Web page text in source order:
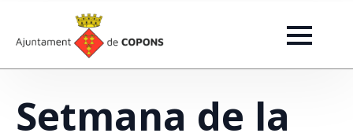
Setmana de la